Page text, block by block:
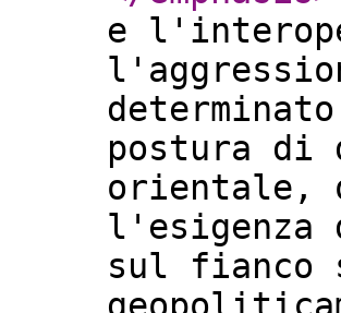
e
postura di
orientale,
l'esigenza
sul fianco